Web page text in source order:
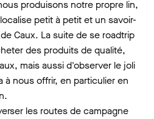
produisons notre propre lin,
petit à petit et un savoir-
Caux. La suite de se roadtrip
des produits de qualité,
mais aussi d'observer le joli
à nous offrir, en particulier en
les routes de campagne